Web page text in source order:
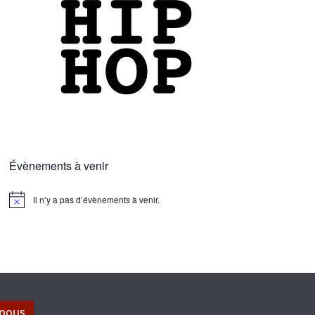
Évènements à venir
N
Il n’y a pas d’évènements à venir.